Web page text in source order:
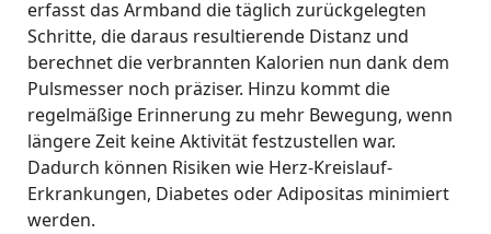
erfasst das Armband die täglich zurückgelegten
Schritte, die daraus resultierende Distanz und
berechnet die verbrannten Kalorien nun dank dem
Pulsmesser noch präziser. Hinzu kommt die
regelmäßige Erinnerung zu mehr Bewegung, wenn
längere Zeit keine Aktivität festzustellen war.
Dadurch können Risiken wie Herz-Kreislauf-
Erkrankungen, Diabetes oder Adipositas minimiert
werden.